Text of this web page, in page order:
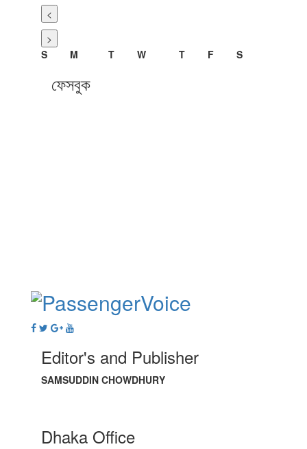
<
>
S
M T W T F S
ফেসবুক
Editor's and Publisher
SAMSUDDIN CHOWDHURY
Dhaka Office